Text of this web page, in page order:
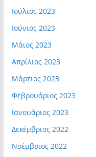
Ιούλιος 2023
Ιούνιος 2023
Μάιος 2023
Απρίλιος 2023
Μάρτιος 2023
Φεβρουάριος 2023
Ιανουάριος 2023
Δεκέμβριος 2022
Νοέμβριος 2022